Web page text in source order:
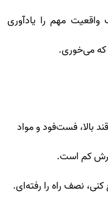
باشگاه بروی. اما اصل ۸۰/۲۰ یک واقعیت مهم را یادآوری
بالا، فست‌فود و مواد
کم است.
نصف راه را رفته‌ای.